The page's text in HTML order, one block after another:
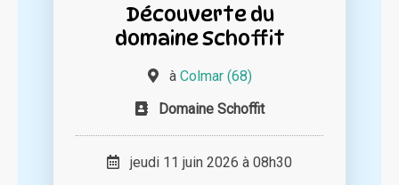
Découverte du
domaine Schoffit
à Colmar (68)
Domaine Schoffit
jeudi 11 juin 2026 à 08h30